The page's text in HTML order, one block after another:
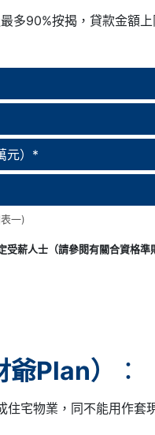
多90%按揭，貸款金額
元）*
一)
薪人士（請參閱有關合資格準
Plan） ：
住宅物業，同不能用作套